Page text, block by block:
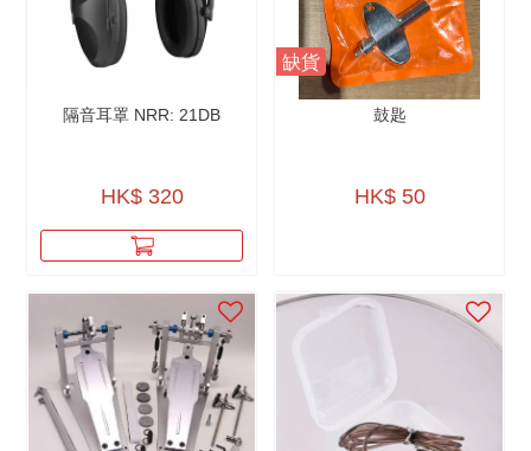
隔音耳罩 NRR: 21DB
HK$ 320
缺貨
鼓匙
HK$ 50